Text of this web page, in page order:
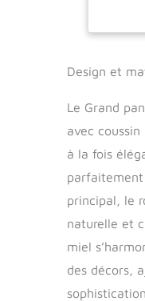
Design et
Le Grand
avec
à la fois
principal, le
naturelle et
miel
des décors,